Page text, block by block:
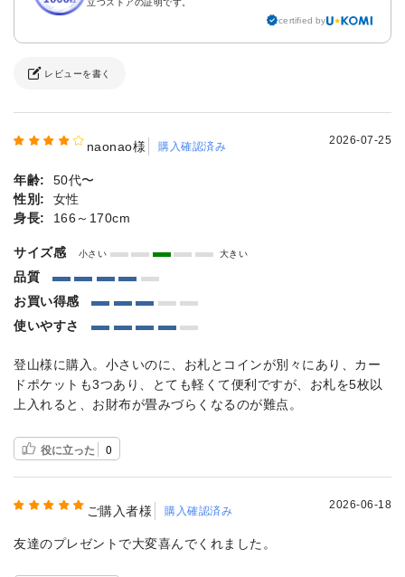
certified by
レビューを書く
naonao様 購入確認済み 2026-07-25
年齢:
50代〜
性別:
女性
身長:
166～170cm
サイズ感 小さい 大きい
品質
お買い得感
使いやすさ
登山様に購入。小さいのに、お札とコインが別々にあり、カー
ドポケットも3つあり、とても軽くて便利ですが、お札を5枚以
上入れると、お財布が畳みづらくなるのが難点。
役に立った 0
ご購入者様 購入確認済み 2026-06-18
友達のプレゼントで大変喜んでくれました。